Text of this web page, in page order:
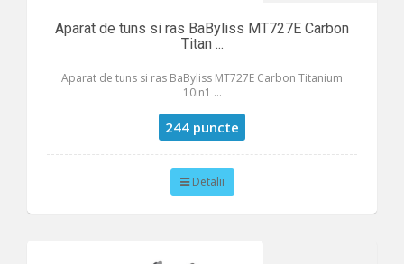
Aparat de tuns si ras BaByliss MT727E Carbon
Titan ...
Aparat de tuns si ras BaByliss MT727E Carbon Titanium
10in1 ...
244 puncte
Detalii